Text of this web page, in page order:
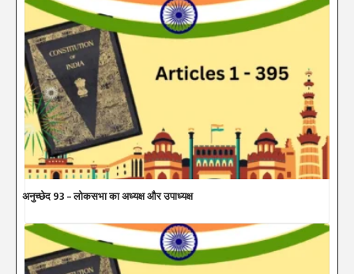
अनुच्छेद 93 – लोकसभा का अध्यक्ष और उपाध्यक्ष